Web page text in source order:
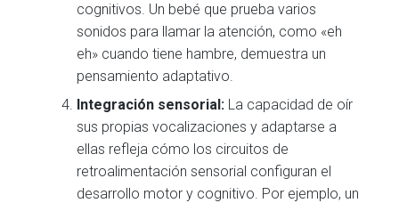
cognitivos. Un bebé que prueba varios
sonidos para llamar la atención, como «eh
eh» cuando tiene hambre, demuestra un
pensamiento adaptativo.
Integración sensorial: La capacidad de oír
sus propias vocalizaciones y adaptarse a
ellas refleja cómo los circuitos de
retroalimentación sensorial configuran el
desarrollo motor y cognitivo. Por ejemplo, un